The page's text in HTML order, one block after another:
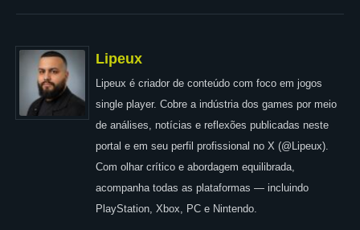
Lipeux
Lipeux é criador de conteúdo com foco em jogos
single player. Cobre a indústria dos games por meio
de análises, notícias e reflexões publicadas neste
portal e em seu perfil profissional no X (@Lipeux).
Com olhar crítico e abordagem equilibrada,
acompanha todas as plataformas — incluindo
PlayStation, Xbox, PC e Nintendo.